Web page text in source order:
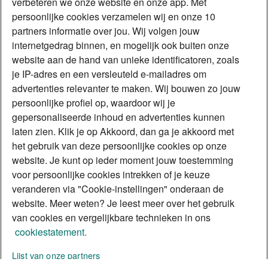
bij jouw Operationsteam terecht. Verder staan de afdeling Distributie
Services en een vaste relatiemanager voor jou klaar. Wil je met ons
samenwerken, vraag dan een aanstelling bij ons aan.
Aanstelling aanvragen
Contact
Ben je een onafhankelijk hypotheekadviseur en wil je meer weten
over samenwerken met ABN AMRO Intermediaire Distributie?
Neem contact op met de afdelingDistributie Services:
Telefoon: 033 - 750 4635
E-mail:distributieservices@nl.abnamro.com
Wil je als particuliere/zakelijke klant van ABN AMRO meer
informatie of heb je een vraag? Ga dan naar
abnamro.nl
0024.033-750 4635033-750 4635
Voor intermediairs
persoonlijke cookies verzamelen wij en onze 10
partners informatie over jou. Wij volgen jouw
internetgedrag binnen, en mogelijk ook buiten onze
website aan de hand van unieke identificatoren, zoals
je IP-adres en een versleuteld e-mailadres om
advertenties relevanter te maken. Wij bouwen zo jouw
persoonlijke profiel op, waardoor wij je
gepersonaliseerde inhoud en advertenties kunnen
laten zien. Klik je op Akkoord, dan ga je akkoord met
het gebruik van deze persoonlijke cookies op onze
website. Je kunt op ieder moment jouw toestemming
voor persoonlijke cookies intrekken of je keuze
veranderen via "Cookie-instellingen" onderaan de
website. Meer weten? Je leest meer over het gebruik
van cookies en vergelijkbare technieken in ons
cookiestatement.
Lijst van onze partners